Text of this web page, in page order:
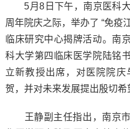
5月8 日下午，南京医科
周年院庆之际，举办了 “免疫
临床研究中心揭牌活动。南
科大学第四临床医学院陆铭
立新教授出席，对医院院
贺，并对未来发展提出殷切希
王静副主任指出，南京